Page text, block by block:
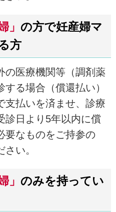
」 の方で妊産婦マ
方
の医療機関等（調剤薬
する場合（償還払い）
支払いを済ませ、診療
診日より5年以内に償
要なものをご持参の
さい。
」 のみを持ってい